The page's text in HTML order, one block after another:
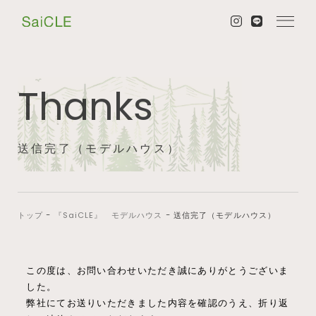
Thanks
送信完了（モデルハウス）
トップ − 『SaiCLE』 モデルハウス − 送信完了（モデルハウス）
この度は、お問い合わせいただき誠にありがとうございま
した。
弊社にてお送りいただきました内容を確認のうえ、折り返